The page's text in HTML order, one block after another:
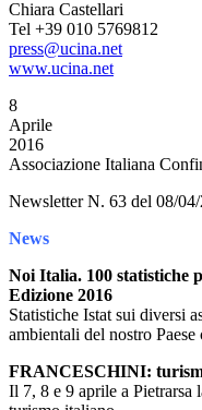
Chiara Castellari
Tel +39 010 5769812
press@ucina.net
www.ucina.net
8
Aprile
2016
Associazione Italiana
Newsletter N. 63 del 08/
News
Noi Italia. 100 statistiche
Edizione 2016
Statistiche Istat sui diversi
ambientali del nostro
FRANCESCHINI:
Il 7, 8 e 9 aprile a Pietrarsa